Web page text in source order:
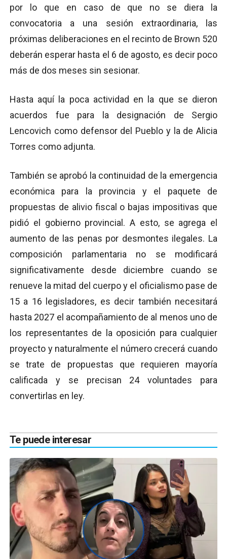
por lo que en caso de que no se diera la
convocatoria a una sesión extraordinaria, las
próximas deliberaciones en el recinto de Brown 520
deberán esperar hasta el 6 de agosto, es decir poco
más de dos meses sin sesionar.
Hasta aquí la poca actividad en la que se dieron
acuerdos fue para la designación de Sergio
Lencovich como defensor del Pueblo y la de Alicia
Torres como adjunta.
También se aprobó la continuidad de la emergencia
económica para la provincia y el paquete de
propuestas de alivio fiscal o bajas impositivas que
pidió el gobierno provincial. A esto, se agrega el
aumento de las penas por desmontes ilegales. La
composición parlamentaria no se modificará
significativamente desde diciembre cuando se
renueve la mitad del cuerpo y el oficialismo pase de
15 a 16 legisladores, es decir también necesitará
hasta 2027 el acompañamiento de al menos uno de
los representantes de la oposición para cualquier
proyecto y naturalmente el número crecerá cuando
se trate de propuestas que requieren mayoría
calificada y se precisan 24 voluntades para
convertirlas en ley.
Te puede interesar